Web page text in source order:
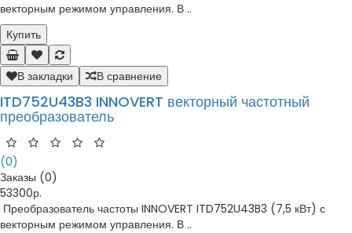
векторным режимом управления. В ..
Купить
В закладки В сравнение
ITD752U43B3 INNOVERT векторный частотный
преобразователь
(0)
Заказы (0)
53300р.
Преобразователь частоты INNOVERT ITD752U43B3 (7,5 кВт) с
векторным режимом управления. В ..